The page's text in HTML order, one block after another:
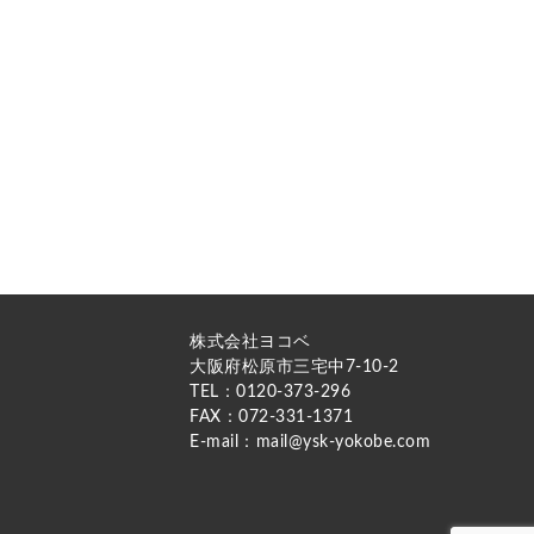
株式会社ヨコベ
大阪府松原市三宅中7-10-2
TEL：0120-373-296
FAX：072-331-1371
E-mail：mail@ysk-yokobe.com